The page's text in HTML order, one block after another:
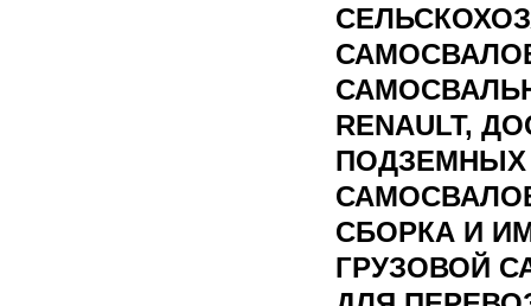
RENAULT,
СБОРКА И
ГРУЗОВОЙ